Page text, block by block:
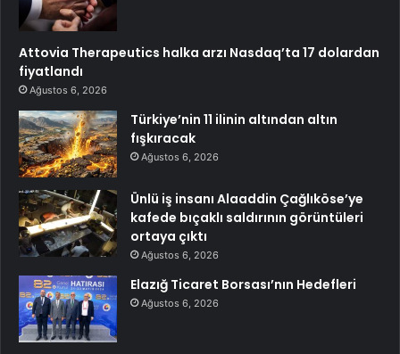
Attovia Therapeutics halka arzı Nasdaq’ta 17 dolardan
fiyatlandı
Ağustos 6, 2026
Türkiye’nin 11 ilinin altından altın
fışkıracak
Ağustos 6, 2026
Ünlü iş insanı Alaaddin Çağlıköse’ye
kafede bıçaklı saldırının görüntüleri
ortaya çıktı
Ağustos 6, 2026
Elazığ Ticaret Borsası’nın Hedefleri
Ağustos 6, 2026